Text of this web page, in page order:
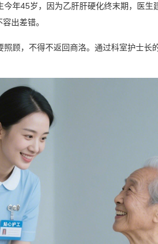
年45岁，因为乙肝肝硬化终末期，医
出差错。
顾，不得不返回商洛。通过科室护士